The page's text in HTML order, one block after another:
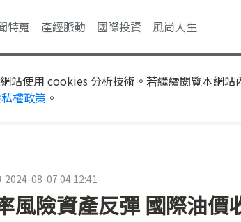
特蒐 產經脈動 國際投資 風尚人生
站使用 cookies 分析技術。若繼續閱覽本網
權政策 。
2024-08-07 04:12:41
風險資產反彈 國際油價